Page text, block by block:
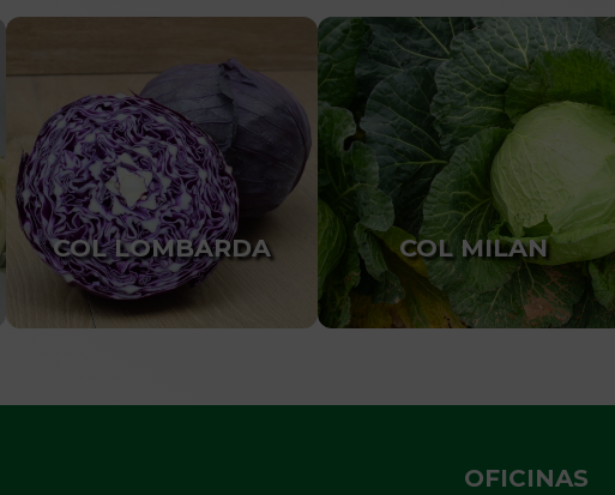
COL LOMBARDA COL MILAN
OFICINAS